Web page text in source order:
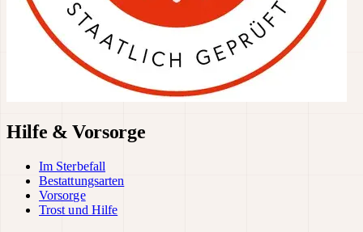
Hilfe & Vorsorge
Im Sterbefall
Bestattungsarten
Vorsorge
Trost und Hilfe